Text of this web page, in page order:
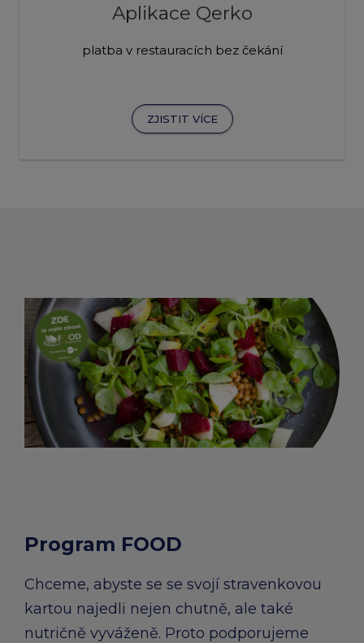
Aplikace Qerko
platba v restauracích bez čekání
ZJISTIT VÍCE
Program FOOD
Chceme, abyste se se svojí stravenkovou
kartou najedli nejen chutně, ale také
nutričně vyváženě. Proto podporujeme